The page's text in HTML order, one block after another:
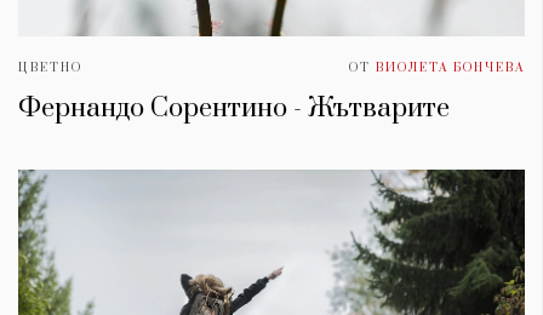
ЦВЕТНО ОТ ВИОЛЕТА БОНЧЕВА
Фернандо Сорентино - Жътварите